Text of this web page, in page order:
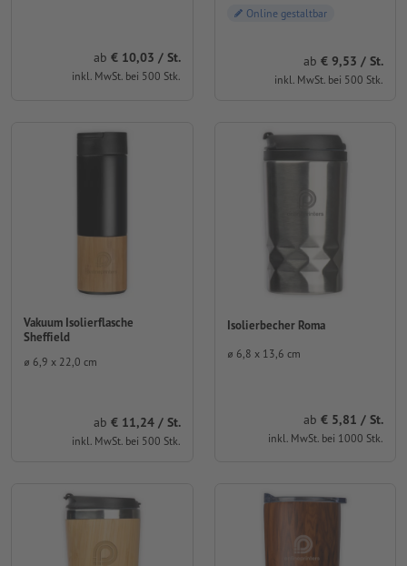
ab 10,03 / St.
inkl. MwSt. bei 500 Stk.
Online gestaltbar
ab 9,53 / St.
inkl. MwSt. bei 500 Stk.
Vakuum Isolierflasche
Sheffield
⌀ 6,9 x 22,0 cm
ab 11,24 / St.
inkl. MwSt. bei 500 Stk.
Isolierbecher Roma
⌀ 6,8 x 13,6 cm
ab 5,81 / St.
inkl. MwSt. bei 1000 Stk.